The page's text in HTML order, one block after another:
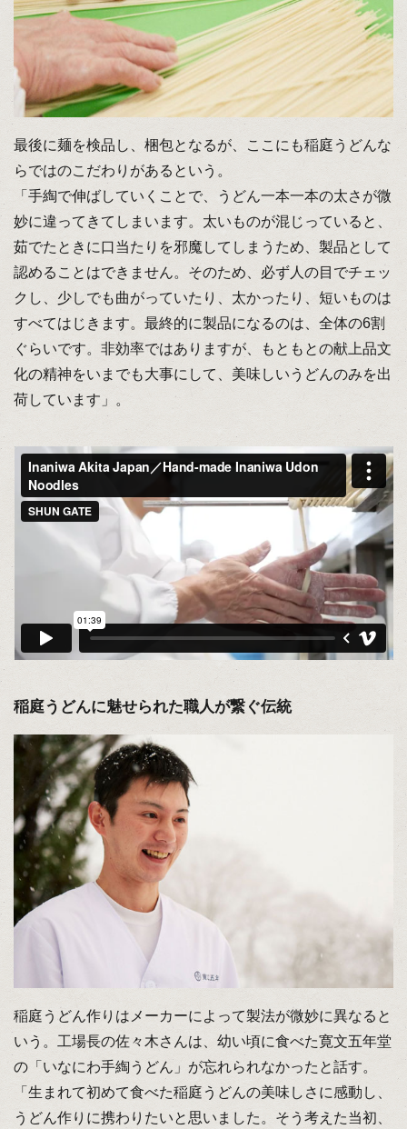
最後に麺を検品し、梱包となるが、ここにも稲庭うどんな
らではのこだわりがあるという。
「手綯で伸ばしていくことで、うどん一本一本の太さが微
妙に違ってきてしまいます。太いものが混じっていると、
茹でたときに口当たりを邪魔してしまうため、製品として
認めることはできません。そのため、必ず人の目でチェッ
クし、少しでも曲がっていたり、太かったり、短いものは
すべてはじきます。最終的に製品になるのは、全体の6割
ぐらいです。非効率ではありますが、もともとの献上品文
化の精神をいまでも大事にして、美味しいうどんのみを出
荷しています」。
稲庭うどんに魅せられた職人が繋ぐ伝統
稲庭うどん作りはメーカーによって製法が微妙に異なると
いう。工場長の佐々木さんは、幼い頃に食べた寛文五年堂
の「いなにわ手綯うどん」が忘れられなかったと話す。
「生まれて初めて食べた稲庭うどんの美味しさに感動し、
うどん作りに携わりたいと思いました。そう考えた当初、